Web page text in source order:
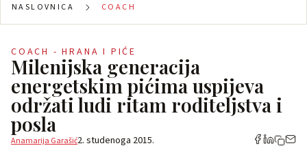
NASLOVNICA COACH
COACH - HRANA I PIĆE
Milenijska generacija
energetskim pićima uspijeva
održati ludi ritam roditeljstva i
posla
Anamarija Garašić2. studenoga 2015.